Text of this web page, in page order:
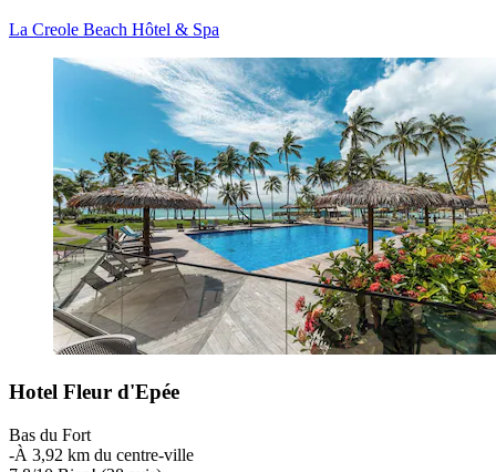
La Creole Beach Hôtel & Spa
Hotel Fleur d'Epée
Bas du Fort
‐À 3,92 km du centre-ville